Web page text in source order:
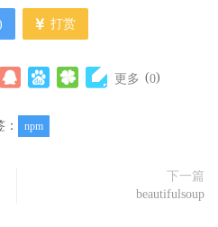
打赏
更多 (0)
npm
下一篇
beautifulsoup